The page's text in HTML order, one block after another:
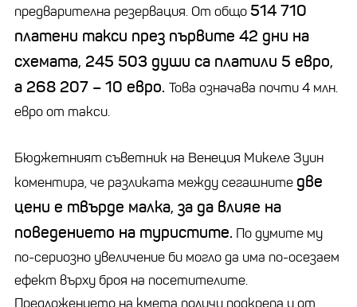
предварителна резервация. От общо514 710
платени такси през първите 42 дни на
схемата, 245 503 души са платили 5 евро,
а 268 207 – 10 евро. Това означава почти 4 млн.
евро от такси.
Бюджетният съветник на Венеция Микеле Зуин
коментира, че разликата между сегашните две
цени е твърде малка, за да влияе на
поведението на туристите. По думите му
по-сериозно увеличение би могло да има по-осезаем
ефект върху броя на посетителите.
Предложението на кмета получи подкрепа и от